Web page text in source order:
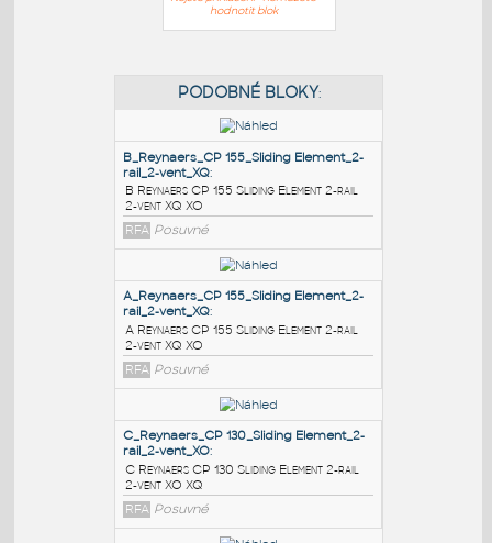
hodnotit blok
PODOBNÉ BLOKY
B_Reynaers_CP 155_Sliding Element_2-
rail_2-vent_XQ
B Reynaers CP 155 Sliding Element 2-rail
2-vent XQ XO
RFA Posuvné
A_Reynaers_CP 155_Sliding Element_2-
rail_2-vent_XQ: